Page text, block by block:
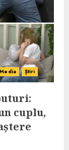
Știri
cuplu,